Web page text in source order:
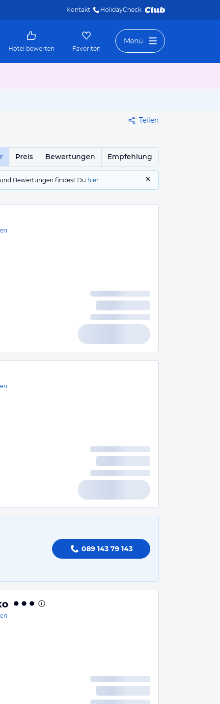
Kontakt HolidayCheck
Hotel bewerten Favoriten
Menü
Teilen
Preis Bewertungen Empfehlung
Bewertungen findest Du hier
089 143 79 143